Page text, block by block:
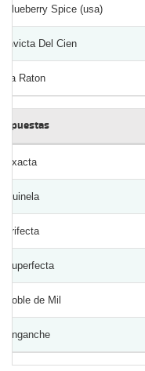
Blueberry Spice (usa)
Invicta Del Cien
La Raton
Apuestas
Exacta
Quinela
Trifecta
Superfecta
Doble de Mil
Enganche